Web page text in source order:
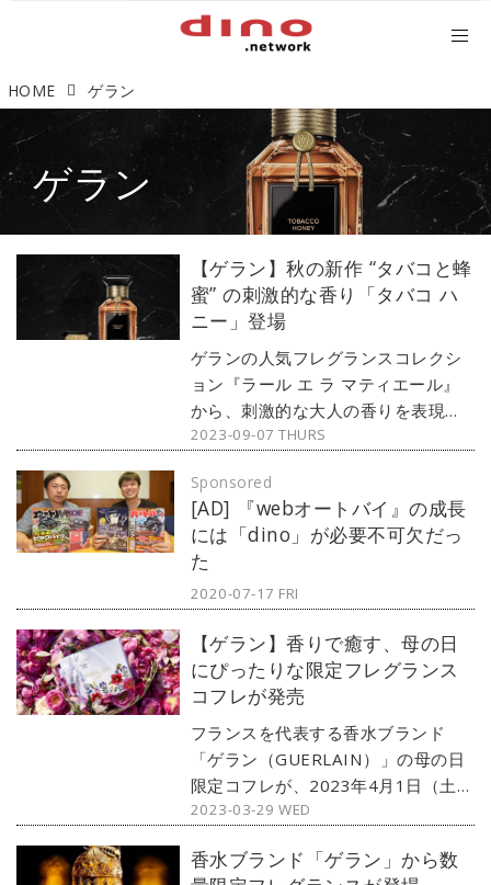
HOME ゲラン
ゲラン
【ゲラン】秋の新作 “タバコと蜂
蜜” の刺激的な香り「タバコ ハ
ニー」登場
ゲランの人気フレグランスコレクシ
ョン『ラール エ ラ マティエール』
から、刺激的な大人の香りを表現し
た秋の新作「タバコハニー」が、
す。（文：紺野ミク）
2023-09-07 THURS
[AD] 『webオートバイ』の成長
には「dino」が必要不可欠だっ
た
Sponsored
2020-07-17 FRI
【ゲラン】香りで癒す、母の日
にぴったりな限定フレグランス
コフレが発売
フランスを代表する香水ブランド
「ゲラン（GUERLAIN）」の母の日
限定コフレが、2023年4月1日（土）
より全国発売。パリ在住のアーティ
ボレーションによる限定ボックスが
2023-03-29 WED
香水ブランド「ゲラン」から数